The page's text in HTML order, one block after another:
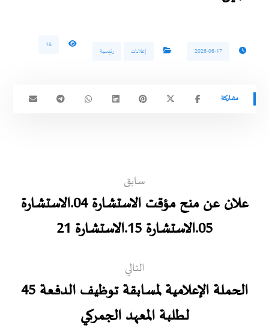
2026-06-17 إعلانات رئيسية
16
سابق
علان عن منح مؤقت الاستشارة 04.الاستشارة
05.الاستشارة 15.الاستشارة 21
التالي
الحملة الإعلامية لمسابقة توظيف الدفعة 45
لطلبة المعهد الجمركي